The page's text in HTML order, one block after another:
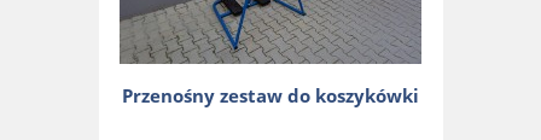
Przenośny zestaw do koszykówki